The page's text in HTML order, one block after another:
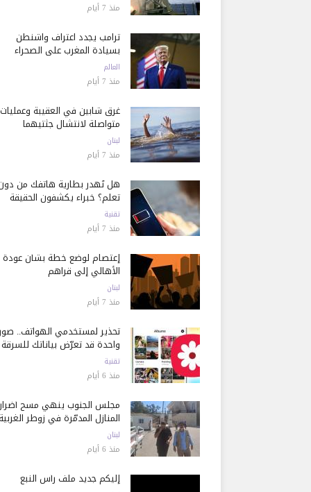
منذ 7 أيام
ترامب يجدد اعتراف واشنطن
بسيادة المغرب على الصحراء
العالم
منذ 7 أيام
غرق شابين في العقيبة وعمليات
متواصلة لانتشال جثتيهما
لبنان
منذ 7 أيام
هل تُهدر بطارية هاتفك من
تعلم؟ خبراء يكشفون الحقيقة
تقنية
منذ 7 أيام
إعتصام لوضع خطة بشأن عودة
الأهالي إلى قراهم
لبنان
منذ 7 أيام
تحذير لمستخدمي الهواتف..
واحدة قد تعرّض بياناتك للسرقة
تقنية
منذ 6 أيام
مجلس الجنوب ينهي مسح أضرار
المنازل المدمّرة في زوطر الغربية
لبنان
منذ 6 أيام
إليكم جديد ملف رأس النبع